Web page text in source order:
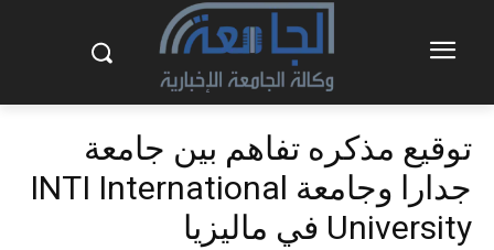
توقيع مذكره تفاهم بين جامعة
جدارا وجامعة INTI International
University في ماليزيا